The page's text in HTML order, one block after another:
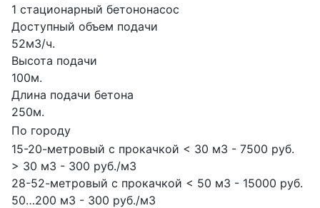
1 стационарный бетононасос
Доступный объем подачи
52м3/ч.
Высота подачи
100м.
Длина подачи бетона
250м.
По городу
15-20-метровый с прокачкой < 30 м3 - 7500 руб.
> 30 м3 - 300 руб./м3
28-52-метровый с прокачкой < 50 м3 - 15000 руб.
50…200 м3 - 300 руб./м3